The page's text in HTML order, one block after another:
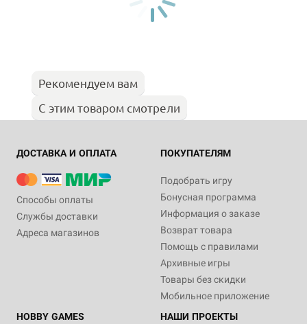
Рекомендуем вам
С этим товаром смотрели
ДОСТАВКА И ОПЛАТА
Способы оплаты
Службы доставки
Адреса магазинов
ПОКУПАТЕЛЯМ
Подобрать игру
Бонусная программа
Информация о заказе
Возврат товара
Помощь с правилами
Архивные игры
Товары без скидки
Мобильное приложение
HOBBY GAMES
НАШИ ПРОЕКТЫ